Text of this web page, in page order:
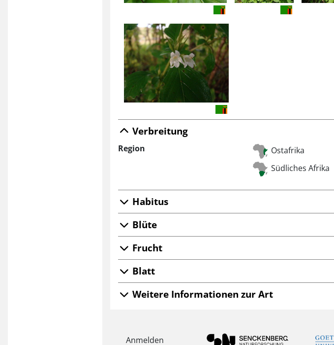
Verbreitung
Region
Ostafrika
Südliches Afrika
Habitus
Blüte
Frucht
Blatt
Weitere Informationen zur Art
Anmelden